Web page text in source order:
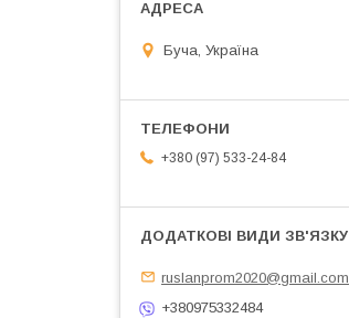
Буча, Україна
+380 (97) 533-24-84
ruslanprom2020@gmail.com
+380975332484